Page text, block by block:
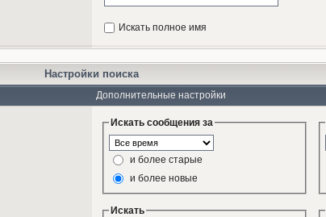
Искать полное имя
Настройки поиска
Дополнительные настройки
Искать сообщения за
и более старые
и более новые
Искать